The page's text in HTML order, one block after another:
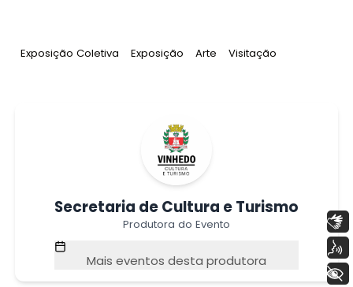
Tag:
Exposição Coletiva Tag:
Exposição Tag:
Arte Tag:
Visitação
Secretaria de Cultura e Turismo
Produtora do Evento
Mais eventos desta produtora
+ Acessibilidade